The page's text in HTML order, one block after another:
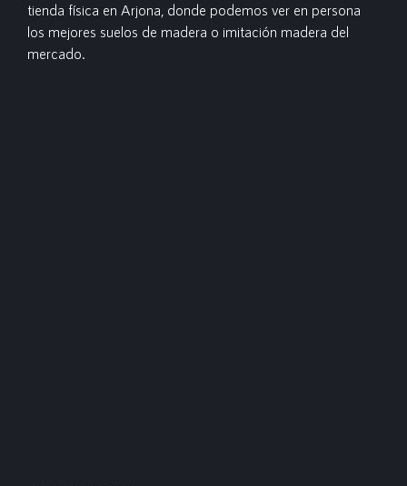
tienda física en Arjona, donde podemos ver en persona
los mejores suelos de madera o imitación madera del
mercado.